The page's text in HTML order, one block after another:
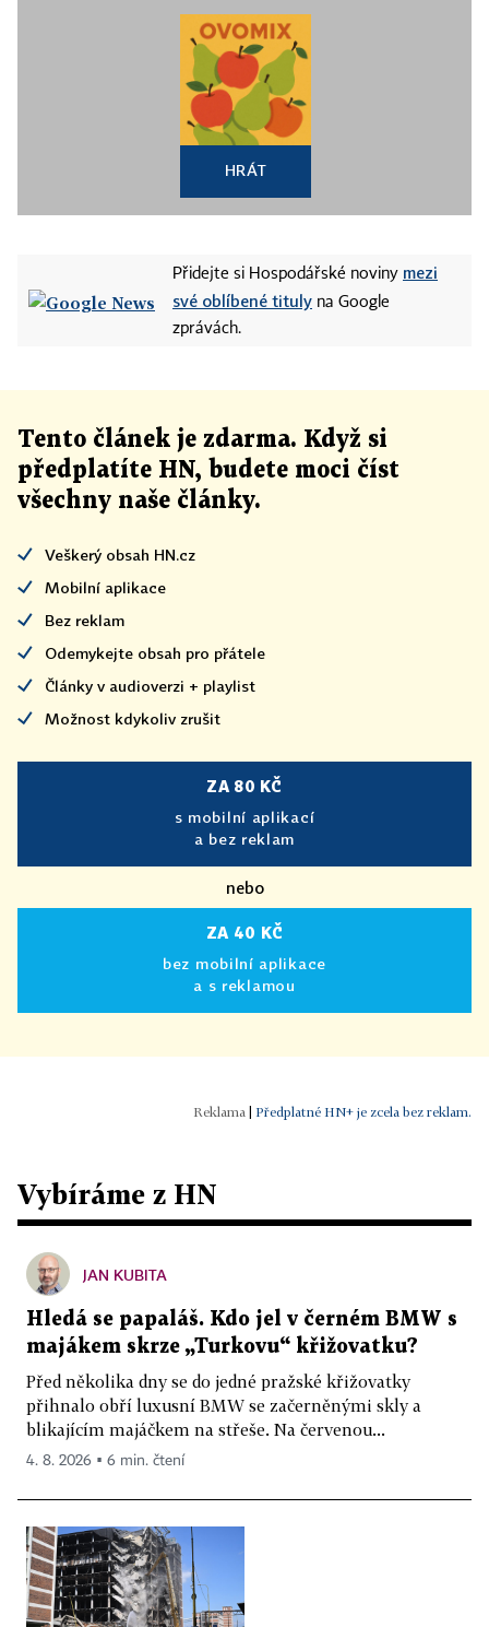
HRÁT
Přidejte si Hospodářské noviny mezi
své oblíbené tituly na Google
zprávách.
Tento článek je zdarma. Když si
předplatíte HN, budete moci číst
všechny naše články.
Veškerý obsah HN.cz
Mobilní aplikace
Bez reklam
Odemykejte obsah pro přátele
Články v audioverzi + playlist
Možnost kdykoliv zrušit
ZA 80 KČ
s mobilní aplikací
a bez reklam
nebo
ZA 40 KČ
bez mobilní aplikace
a s reklamou
Předplatné HN+ je zcela bez reklam.
Vybíráme z HN
JAN KUBITA
Hledá se papaláš. Kdo jel v černém BMW s
majákem skrze „Turkovu“ křižovatku?
Před několika dny se do jedné pražské křižovatky
přihnalo obří luxusní BMW se začerněnými skly a
blikajícím majáčkem na střeše. Na červenou...
4. 8. 2026 ▪ 6 min. čtení